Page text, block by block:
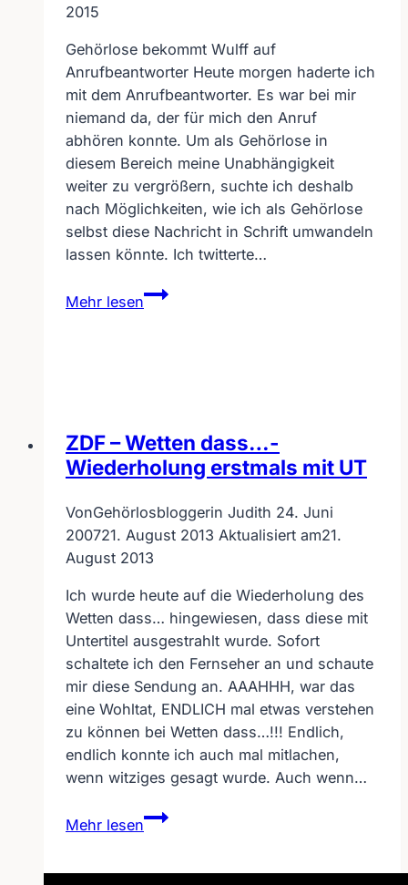
2015
Gehörlose bekommt Wulff auf
Anrufbeantworter Heute morgen haderte ich
mit dem Anrufbeantworter. Es war bei mir
niemand da, der für mich den Anruf
abhören konnte. Um als Gehörlose in
diesem Bereich meine Unabhängigkeit
weiter zu vergrößern, suchte ich deshalb
nach Möglichkeiten, wie ich als Gehörlose
selbst diese Nachricht in Schrift umwandeln
lassen könnte. Ich twitterte…
Mehr lesen
Gehörlose
bekommt
ZDF – Wetten dass…-
Wiederholung erstmals mit UT
VonGehörlosbloggerin Judith 24. Juni
200721. August 2013 Aktualisiert am21.
August 2013
Ich wurde heute auf die Wiederholung des
Wetten dass… hingewiesen, dass diese mit
Untertitel ausgestrahlt wurde. Sofort
schaltete ich den Fernseher an und schaute
mir diese Sendung an. AAAHHH, war das
eine Wohltat, ENDLICH mal etwas verstehen
zu können bei Wetten dass…!!! Endlich,
endlich konnte ich auch mal mitlachen,
wenn witziges gesagt wurde. Auch wenn…
Mehr lesen
ZDF
–